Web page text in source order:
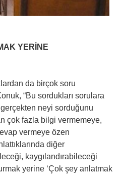
YERİNE
da birçok soru
“Bu sordukları sorulara
gerçekten neyi sorduğunu
çok fazla bilgi vermemeye,
vermeye özen
diğer
kaygılandırabileceği
yerine ‘Çok şey anlatmak